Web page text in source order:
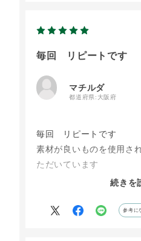
毎回 リピートです
マチルダ
都道府県: 大阪府
毎回 リピートです
素材が良いものを使用さ
ただいています
続きを
参考に